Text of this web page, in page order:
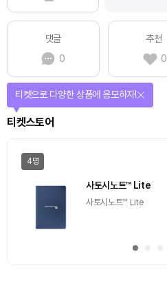
댓글
0
추천
0
티켓스토어
티켓으로 다양한 상품에 응모하자!
4명
사토시노트™ Lite
사토시노트™ Lite